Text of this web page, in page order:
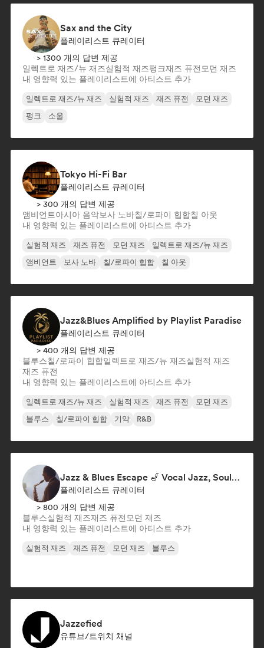
Sax and the City
플레이리스트 큐레이터
> 1300 개의 답변 제공
일렉트로 재즈/뉴 재즈실험적 재즈펑크재즈 퓨전 모던 재즈
내 영향력 있는 플레이리스트에 아티스트 추가
일렉트로 재즈/뉴 재즈 실험적 재즈 재즈 퓨전
모던 재즈
펑크
소울
Tokyo Hi-Fi Bar
플레이리스트 큐레이터
> 300 개의 답변 제공
앰비언트아시아 음악보사 노바칠/로파이 힙합칠 아웃
내 영향력 있는 플레이리스트에 아티스트 추가
실험적 재즈 재즈 퓨전 모던 재즈
일렉트로 재즈/뉴 재즈
앰비언트
보사 노바 칠/로파이 힙합 칠 아웃
Jazz&Blues Amplified by Playlist Paradise
플레이리스트 큐레이터
> 400 개의 답변 제공
블루스칠/로파이 힙합일렉트로 재즈/뉴 재즈실험적 재즈
재즈 퓨전
내 영향력 있는 플레이리스트에 아티스트 추가
일렉트로 재즈/뉴 재즈 실험적 재즈 재즈 퓨전
모던 재즈
블루스
칠/로파이 힙합 기악 R&B
Jazz & Blues Escape 🎷 Vocal Jazz, Soul Blues & Classic Standards
플레이리스트 큐레이터
> 800 개의 답변 제공
블루스실험적 재즈재즈 퓨전 모던 재즈
내 영향력 있는 플레이리스트에 아티스트 추가
실험적 재즈 재즈 퓨전 모던 재즈 블루스
Jazzefied
유튜브/트위치 채널